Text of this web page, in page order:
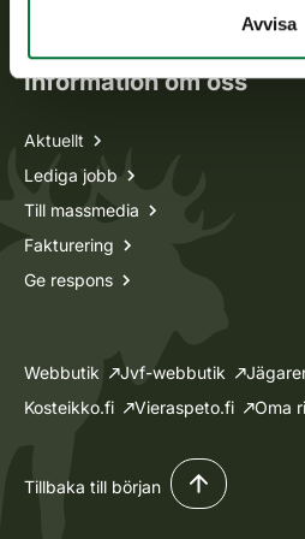
Avvisa
Ansökan om licenser och dispenser
Information om oss
Aktuellt
Lediga jobb
Till massmedia
Fakturering
Ge respons
Webbutik Jvf-webbutik
Kosteikko.fi
Vieraspeto.fi Oma
Tillbaka till början